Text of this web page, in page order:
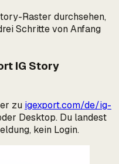
Raster durchsehen,
Schritte von Anfang
IG Story
zu igexport.com/de/ig-
Desktop. Du landest
kein Login.